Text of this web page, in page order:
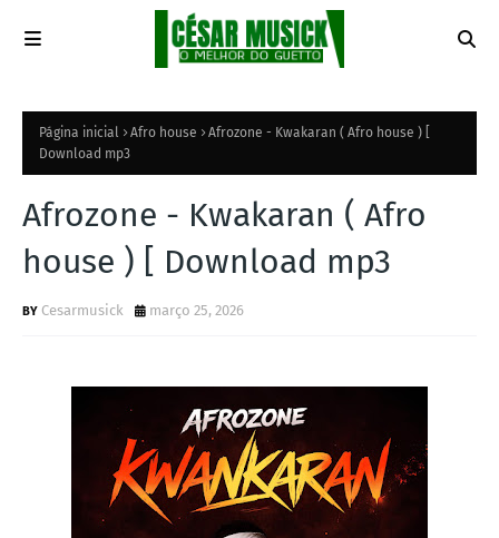
Página inicial Afro house
Afrozone - Kwakaran ( Afro house ) [
Download mp3
Afrozone - Kwakaran ( Afro
house ) [ Download mp3
Cesarmusick março 25, 2026